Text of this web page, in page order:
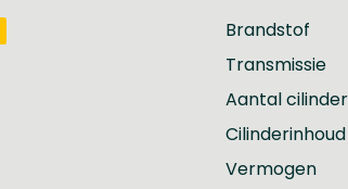
Brandstof
Transmissie
Aantal
Cilinderinhoud
Vermogen